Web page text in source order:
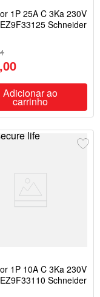
1P 25A C 3Ka 230V
Schneider
Adicionar ao
carrinho
1P 10A C 3Ka 230V
Schneider